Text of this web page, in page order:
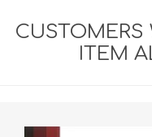
ITEM